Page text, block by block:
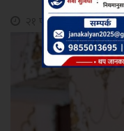
२१ पौष, २०८१